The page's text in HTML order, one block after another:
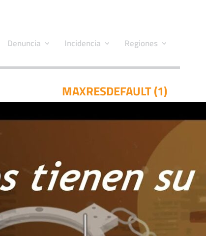
Denuncia Incidencia Regiones
MAXRESDEFAULT (1)